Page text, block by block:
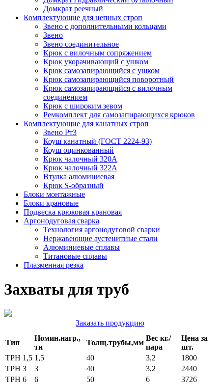
Домкрат реечный
Комплектующие для цепных строп
Звено с дополнительными кольцами
Звено
Звено соединительное
Крюк с вилочным сопряжением
Крюк укорачивающий с ушком
Крюк самозапирающийся с ушком
Крюк самозапирающийся поворотный
Крюк самозапирающийся с вилочным
соединением
Крюк с широким зевом
Ремкомплект для самозапирающихся крюков
Комплектующие для канатных строп
Звено Рт3
Коуш канатный (ГОСТ 2224-93)
Коуш оцинкованный
Крюк чалочный 320А
Крюк чалочный 322А
Втулка алюминиевая
Крюк S-образный
Блоки монтажные
Блоки крановые
Подвеска крюковая крановая
Аргонодуговая сварка
Технология аргонодуговой сварки
Нержавеющие аустенитные стали
Алюминиевые сплавы
Титановые сплавы
Плазменная резка
Захваты для труб
Заказать продукцию
Тип
Номин.нагр.,
тн
Толщ.трубы,мм
Вес кг./
пара
Цена за
шт.
ТРН 1,5 1,5 40 3,2
1800
ТРН 3
3 40 3,2
2440
ТРН 6
6 50 6
3726